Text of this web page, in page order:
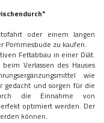
oder einem langen
Pommesbude zu kaufen.
Fettabbau in einer Diät.
Verlassen des Hauses
wie
gedacht und sorgen für die
die Einnahme von
optimiert werden. Der
können.